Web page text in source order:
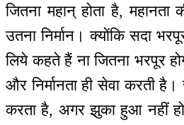
जितना महान् होता है, महानता
उतना निर्मान। क्योंकि सदा
लिये कहते हैं ना जितना भरपूर
और निर्मानता ही सेवा करती
करता है, अगर झुका हुआ नहीं